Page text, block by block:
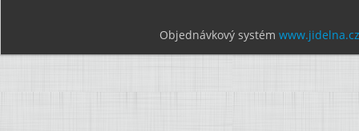
Objednávkový systém www.jidelna.cz